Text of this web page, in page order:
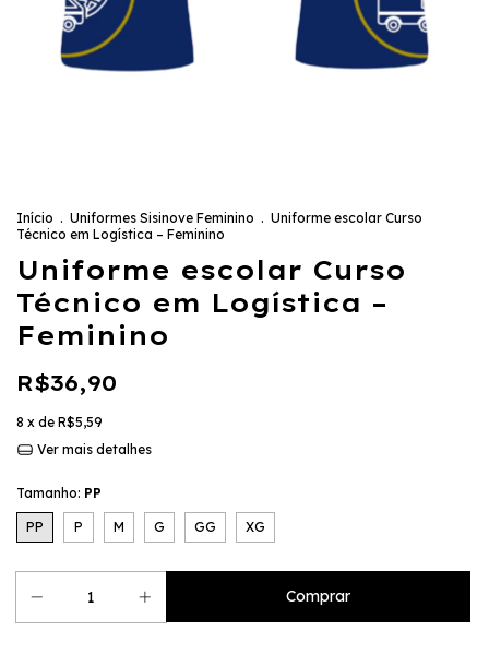
Início . Uniformes Sisinove Feminino . Uniforme escolar Curso
Técnico em Logística – Feminino
Uniforme escolar Curso
Técnico em Logística –
Feminino
R$36,90
8 x de R$5,59
Ver mais detalhes
Tamanho: PP
PP P M G GG XG